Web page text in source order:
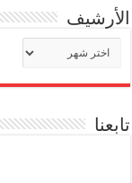
الأرشيف
تابعنا